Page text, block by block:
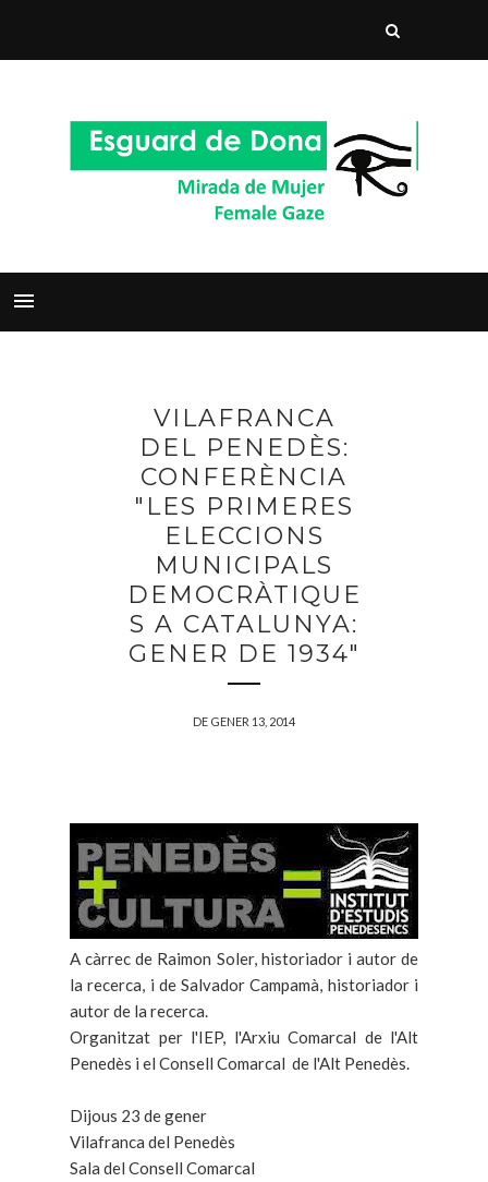
VILAFRANCA
DEL PENEDÈS:
CONFERÈNCIA
"LES PRIMERES
ELECCIONS
MUNICIPALS
DEMOCRÀTIQUE
S A CATALUNYA:
GENER DE 1934"
DE GENER 13, 2014
A càrrec de Raimon Soler, historiador i autor de
la recerca, i de Salvador Campamà, historiador i
autor de la recerca.
Organitzat per l'IEP, l'Arxiu Comarcal de l'Alt
Penedès i el Consell Comarcal de l'Alt Penedès.
Dijous 23 de gener
Vilafranca del Penedès
Sala del Consell Comarcal